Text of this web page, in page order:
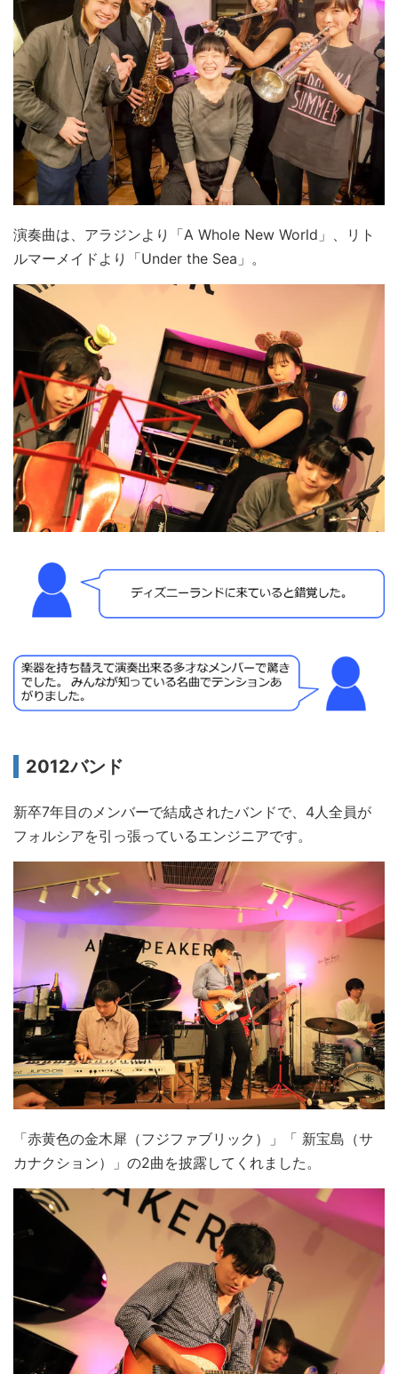
演奏曲は、アラジンより「A Whole New World」、リト
ルマーメイドより「Under the Sea」。
2012バンド
新卒7年目のメンバーで結成されたバンドで、4人全員が
フォルシアを引っ張っているエンジニアです。
「赤黄色の金木犀（フジファブリック）」「 新宝島（サ
カナクション）」の2曲を披露してくれました。